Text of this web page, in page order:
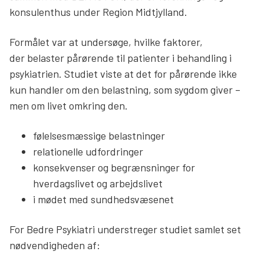
Søg
konsulenthus under Region Midtjylland.
Formålet var at undersøge, hvilke faktorer,
der belaster pårørende til patienter i behandling i
psykiatrien. Studiet viste at det for pårørende ikke
kun handler om den belastning, som sygdom giver –
men om livet omkring den.
følelsesmæssige belastninger
relationelle udfordringer
konsekvenser og begrænsninger for
hverdagslivet og arbejdslivet
i mødet med sundhedsvæsenet
For Bedre Psykiatri understreger studiet samlet set
nødvendigheden af: